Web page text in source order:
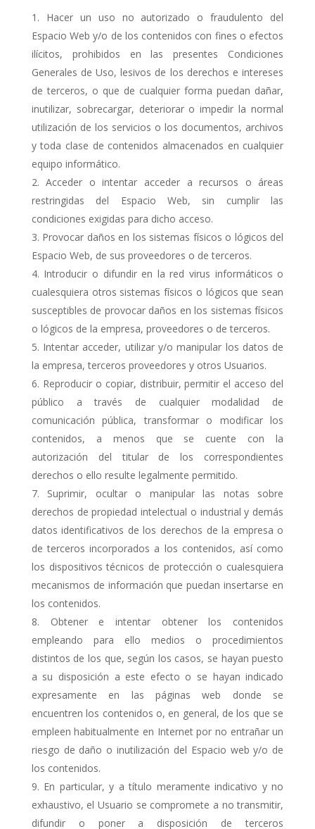
Hacer un uso no autorizado o fraudulento del
Espacio Web y/o de los contenidos con fines o efectos
ilícitos, prohibidos en las presentes Condiciones
Generales de Uso, lesivos de los derechos e intereses
de terceros, o que de cualquier forma puedan dañar,
inutilizar, sobrecargar, deteriorar o impedir la normal
utilización de los servicios o los documentos, archivos
y toda clase de contenidos almacenados en cualquier
equipo informático.
Acceder o intentar acceder a recursos o áreas
restringidas del Espacio Web, sin cumplir las
condiciones exigidas para dicho acceso.
Provocar daños en los sistemas físicos o lógicos del
Espacio Web, de sus proveedores o de terceros.
Introducir o difundir en la red virus informáticos o
cualesquiera otros sistemas físicos o lógicos que sean
susceptibles de provocar daños en los sistemas físicos
o lógicos de la empresa, proveedores o de terceros.
Intentar acceder, utilizar y/o manipular los datos de
la empresa, terceros proveedores y otros Usuarios.
Reproducir o copiar, distribuir, permitir el acceso del
público a través de cualquier modalidad de
comunicación pública, transformar o modificar los
contenidos, a menos que se cuente con la
autorización del titular de los correspondientes
derechos o ello resulte legalmente permitido.
Suprimir, ocultar o manipular las notas sobre
derechos de propiedad intelectual o industrial y demás
datos identificativos de los derechos de la empresa o
de terceros incorporados a los contenidos, así como
los dispositivos técnicos de protección o cualesquiera
mecanismos de información que puedan insertarse en
los contenidos.
Obtener e intentar obtener los contenidos
empleando para ello medios o procedimientos
distintos de los que, según los casos, se hayan puesto
a su disposición a este efecto o se hayan indicado
expresamente en las páginas web donde se
encuentren los contenidos o, en general, de los que se
empleen habitualmente en Internet por no entrañar un
riesgo de daño o inutilización del Espacio web y/o de
los contenidos.
En particular, y a título meramente indicativo y no
exhaustivo, el Usuario se compromete a no transmitir,
difundir o poner a disposición de terceros